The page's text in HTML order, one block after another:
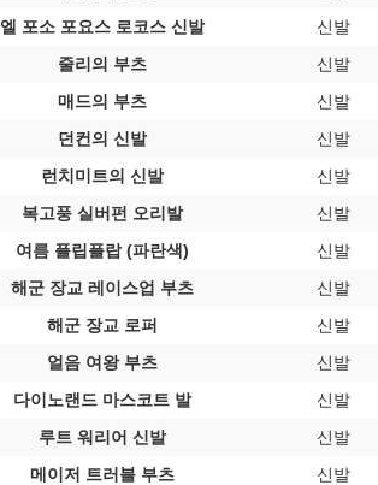
엘 포소 포요스 로코스 신발
신발
줄리의 부츠
신발
매드의 부츠
신발
던컨의 신발
신발
런치미트의 신발
신발
복고풍 실버펀 오리발
신발
여름 플립플랍 (파란색)
신발
해군 장교 레이스업 부츠
신발
해군 장교 로퍼
신발
얼음 여왕 부츠
신발
다이노랜드 마스코트 발
신발
루트 워리어 신발
신발
메이저 트러블 부츠
신발